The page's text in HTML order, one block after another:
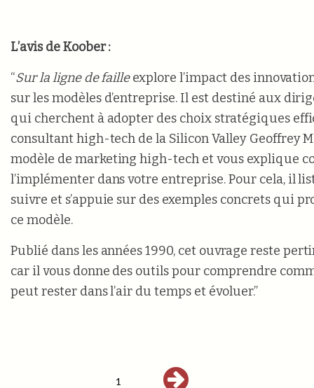
L’avis de Koober :
“Sur la ligne de failleexplore l’impact des
sur les modèles d’entreprise. Il est destiné aux
qui cherchent à adopter des choix stratégiques
consultant high-tech de la Silicon Valley Geoffrey
modèle de marketing high-tech et vous explique
l’implémenter dans votre entreprise. Pour cela, il
suivre et s’appuie sur des exemples concrets qui
ce modèle.
Publié dans les années 1990, cet ouvrage reste
car il vous donne des outils pour comprendre
peut rester dans l’air du temps et évoluer.”
1